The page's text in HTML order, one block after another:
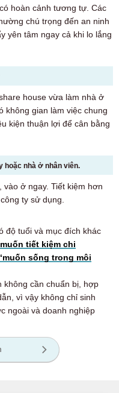
hoàn cảnh tương tự. Các
chú trọng đến an ninh
yên tâm ngay cả khi lo lắng
house vừa làm nhà ở
không gian làm việc chung
kiện thuận lợi để cân bằng
hoặc nhà ở nhân viên.
vào ở ngay. Tiết kiệm hơn
ty sử dụng.
độ tuổi và mục đích khác
tiết kiệm chi
sống trong môi
không cần chuẩn bị, hợp
vì vậy không chỉ sinh
ngoài và doanh nghiệp